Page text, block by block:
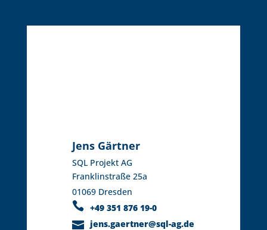
Jens Gärtner
SQL Projekt AG
Franklinstraße 25a
01069 Dresden
+49 351 876 19-0
jens.gaertner@sql-ag.de